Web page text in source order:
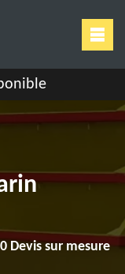
Devis sur mesure